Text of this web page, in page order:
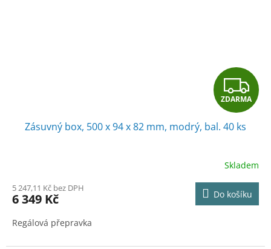
Z
D
R
M
A
ZDARMA
Zásuvný box, 500 x 94 x 82 mm, modrý, bal. 40 ks
Skladem
5 247,11 Kč bez DPH
6 349 Kč Do košíku
Regálová přepravka